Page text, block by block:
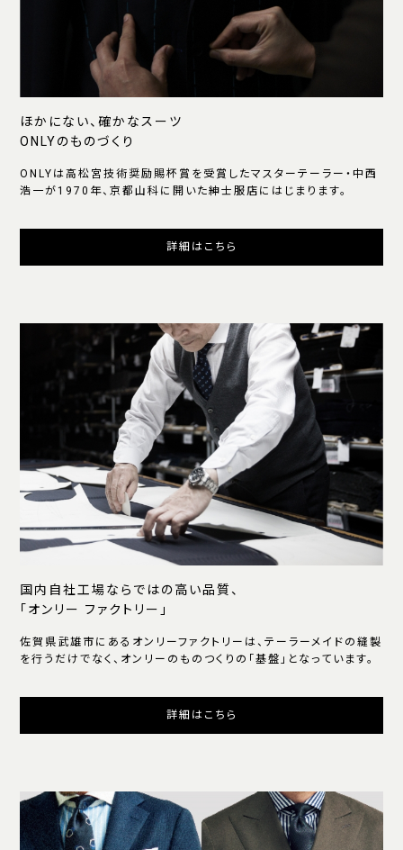
ほかにない、確かなスーツ
ONLYのものづくり
ONLYは高松宮技術奨励賜杯賞を受賞したマスターテーラー・中西
浩一が1970年、京都山科に開いた紳士服店にはじまります。
詳細はこちら
国内自社工場ならではの高い品質、
「オンリー ファクトリー」
佐賀県武雄市にあるオンリーファクトリーは、テーラーメイドの縫製
を行うだけでなく、オンリーのものつくりの「基盤」となっています。
詳細はこちら